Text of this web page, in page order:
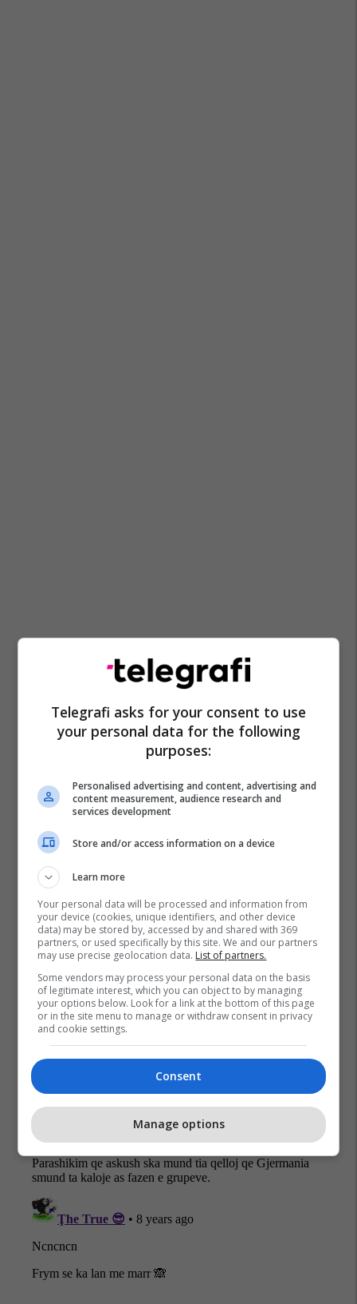
Përfaqësuesja E Suedisë
Përfaqësuesja E Meksikës
Ludwig Augustinsson
Andreas Granqvist Rusia 2018
Telegrafi asks for your consent to use
your personal data for the following
purposes:
Personalised advertising and content, advertising and
content measurement, audience research and
services development
Store and/or access information on a device
Learn more
Your personal data will be processed and information from
your device (cookies, unique identifiers, and other device
data) may be stored by, accessed by and shared with 369
partners, or used specifically by this site. We and our partners
may use precise geolocation data. List of partners.
Some vendors may process your personal data on the basis
of legitimate interest, which you can object to by managing
your options below. Look for a link at the bottom of this page
or in the site menu to manage or withdraw consent in privacy
and cookie settings.
Consent
Manage options